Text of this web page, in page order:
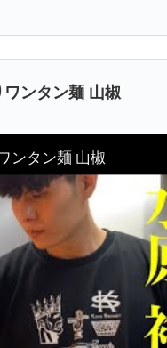
ワンタン麺 山椒
ンタン麺 山椒